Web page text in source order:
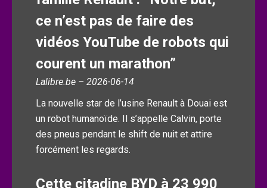
ce n’est pas de faire des
vidéos YouTube de robots qui
courent un marathon”
Lalibre.be – 2026-06-14
La nouvelle star de l’usine Renault à Douai est
un robot humanoïde. Il s’appelle Calvin, porte
des pneus pendant le shift de nuit et attire
forcément les regards.
Cette citadine BYD à 23 990